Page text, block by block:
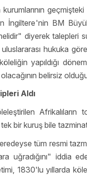
İngiltere'nin BM
diyerek talepleri
hukuka göre
yapıldığı
belirsiz
Aldı
Afrikalıların
bir kuruş bile
tüm resmi
iddia
1830'lu yıllarda